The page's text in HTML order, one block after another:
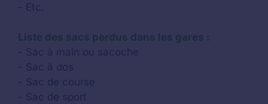
- Etc.
Liste des sacs perdus dans les gares :
- Sac à main ou sacoche
- Sac à dos
- Sac de course
- Sac de sport